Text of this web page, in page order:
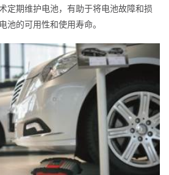
定期维护电池，有助于将电池故障和损
池的可用性和使用寿命。